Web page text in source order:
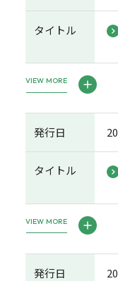
タイトル
VIEW MORE
発行日
タイトル
VIEW MORE
発行日